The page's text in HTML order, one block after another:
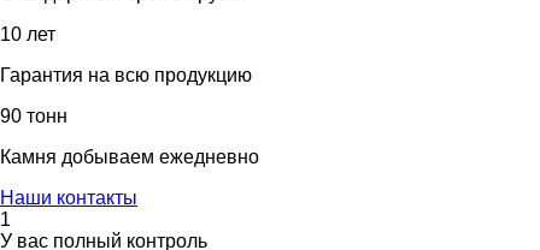
10 лет
Гарантия на всю продукцию
90 тонн
Камня добываем ежедневно
Наши контакты
1
У вас полный контроль